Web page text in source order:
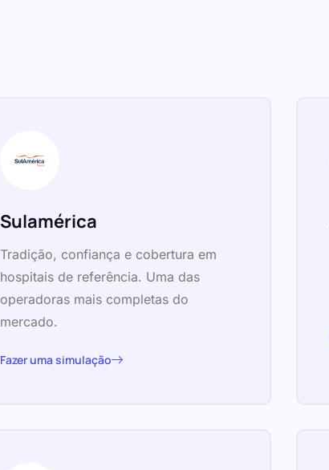
Sulamérica
Tradição, confiança e cobertura em
hospitais de referência. Uma das
operadoras mais completas do
mercado.
Fazer uma simulação